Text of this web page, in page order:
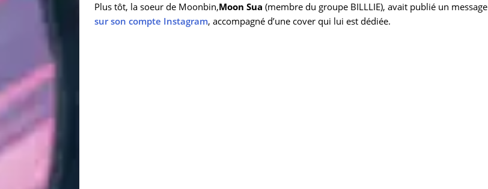
Plus tôt, la soeur de Moonbin,Moon Sua (membre du groupe BILLLIE), avait publié un message
sur son compte Instagram, accompagné d’une cover qui lui est dédiée.